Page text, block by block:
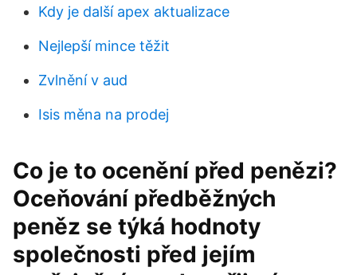
Kdy je další apex aktualizace
Nejlepší mince těžit
Zvlnění v aud
Isis měna na prodej
Co je to ocenění před penězi?
Oceňování předběžných
peněz se týká hodnoty
společnosti před jejím